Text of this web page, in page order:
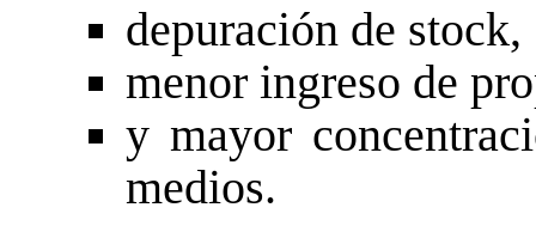
depuración de stock,
menor ingreso de
y mayor
medios.